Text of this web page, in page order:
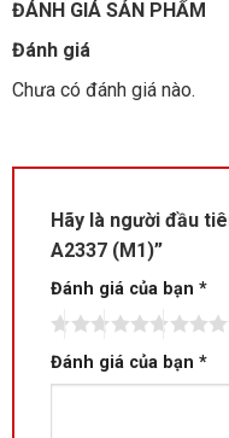
ĐÁNH GIÁ SẢN PHẨM
Đánh giá
Chưa có đánh giá nào.
Hãy là người đầu
A2337 (M1)”
Đánh giá của bạn *
Đánh giá của bạn *